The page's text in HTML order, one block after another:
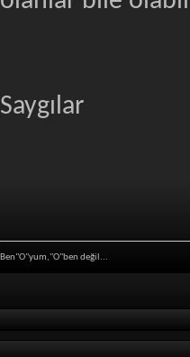
Saygılar
Ben"O"yum,"O"ben değil...